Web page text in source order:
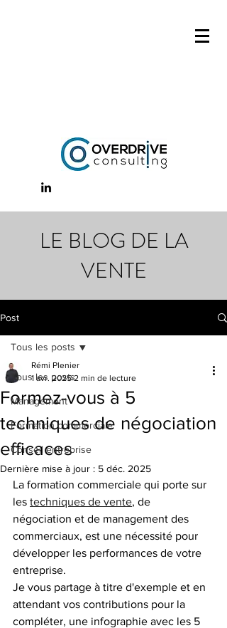
LE BLOG DE LA
VENTE
Post
Tous les posts
Management
Formation commerciale
Conseil entreprise
Tous les posts
Formez-vous à 5
techniques de négociation
efficaces
Rémi Plenier
1 avr. 2025 2 min de lecture
Dernière mise à jour : 5 déc. 2025
La formation commerciale qui porte sur
les techniques de vente, de
négociation et de management des
commerciaux, est une nécessité pour
développer les performances de votre
entreprise.
Je vous partage à titre d'exemple et en
attendant vos contributions pour la
compléter, une infographie avec les 5